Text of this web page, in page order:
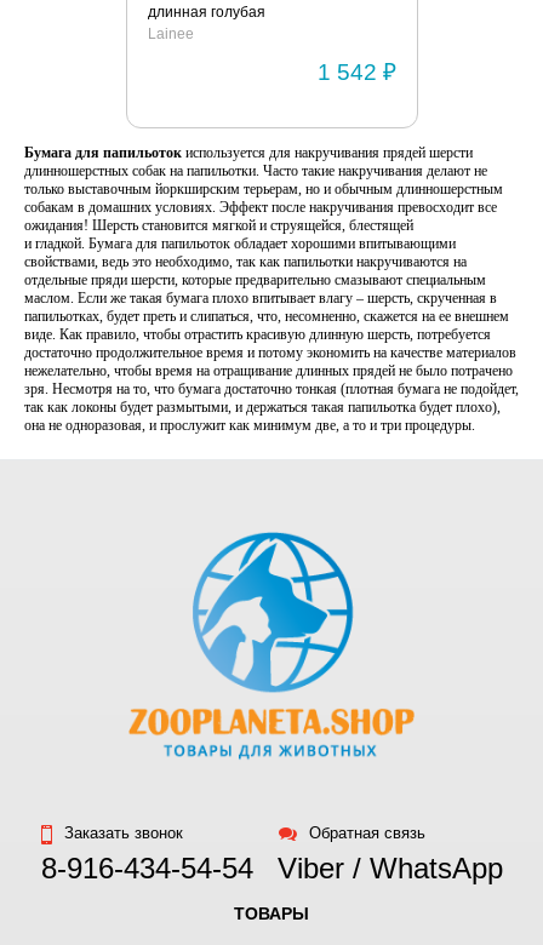
длинная голубая
Lainee
1 542 ₽
Бумага для папильоток используется для накручивания прядей шерсти
длинношерстных собак на папильотки. Часто такие накручивания делают не
только выставочным йоркширским терьерам, но и обычным длинношерстным
собакам в домашних условиях. Эффект после накручивания превосходит все
ожидания! Шерсть становится мягкой и струящейся, блестящей
и гладкой. Бумага для папильоток обладает хорошими впитывающими
свойствами, ведь это необходимо, так как папильотки накручиваются на
отдельные пряди шерсти, которые предварительно смазывают специальным
маслом. Если же такая бумага плохо впитывает влагу – шерсть, скрученная в
папильотках, будет преть и слипаться, что, несомненно, скажется на ее внешнем
виде. Как правило, чтобы отрастить красивую длинную шерсть, потребуется
достаточно продолжительное время и потому экономить на качестве материалов
нежелательно, чтобы время на отращивание длинных прядей не было потрачено
зря. Несмотря на то, что бумага достаточно тонкая (плотная бумага не подойдет,
так как локоны будет размытыми, и держаться такая папильотка будет плохо),
она не одноразовая, и прослужит как минимум две, а то и три процедуры.
Заказать звонок
8-916-434-54-54
Обратная связь
Viber / WhatsApp
ТОВАРЫ